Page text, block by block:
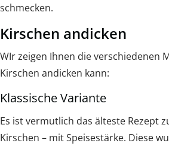
schmecken.
Kirschen andicken
WIr zeigen Ihnen die verschiedenen
Kirschen andicken kann:
Klassische Variante
Es ist vermutlich das älteste Rezept
Kirschen – mit Speisestärke. Diese